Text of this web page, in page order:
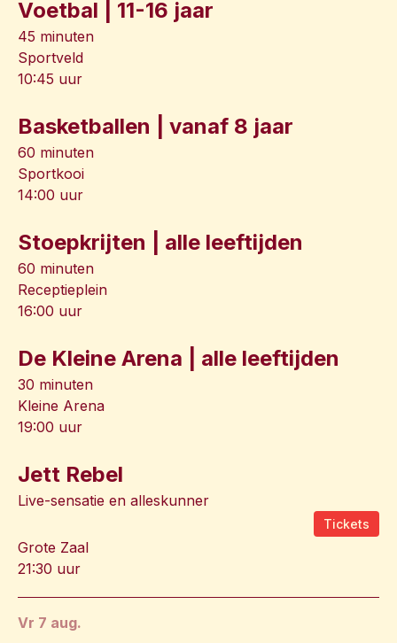
Voetbal | 11-16 jaar
45 minuten
Sportveld
10:45 uur
Basketballen | vanaf 8 jaar
60 minuten
Sportkooi
14:00 uur
Stoepkrijten | alle leeftijden
60 minuten
Receptieplein
16:00 uur
De Kleine Arena | alle leeftijden
30 minuten
Kleine Arena
19:00 uur
Jett Rebel
Live-sensatie en alleskunner
Tickets
Grote Zaal
21:30 uur
vr 7 aug.